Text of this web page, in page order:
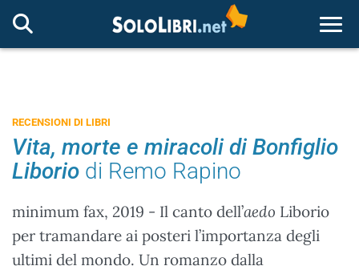
RECENSIONI DI LIBRI
Vita, morte e miracoli di Bonfiglio
Liborio di Remo Rapino
minimum fax, 2019 - Il canto dell’aedo Liborio
per tramandare ai posteri l’importanza degli
ultimi del mondo. Un romanzo dalla